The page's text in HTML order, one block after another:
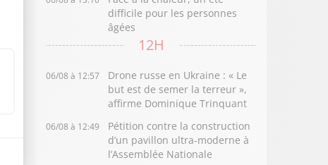
difficile pour les personnes
âgées
12H
06/08 à 12:57
Drone russe en Ukraine : « Le
but est de semer la terreur »,
affirme Dominique Trinquant
06/08 à 12:49
Pétition contre la construction
d’un pavillon ultra-moderne à
l’Assemblée Nationale